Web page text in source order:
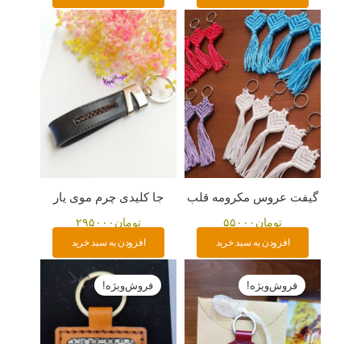
گیفت عروس مکرومه قلب
تومان ۵۵۰۰۰
افزودن به سبد خرید
جا کلیدی چرم موی یار
تومان ۲۹۵۰۰۰
افزودن به سبد خرید
فروش‌ویژه!
قیمت
اصلی:
تومان۱۹۵۰۰۰
بود.
قیمت
فعلی:
تومان۱۸۰۰۰۰.
فروش‌ویژه!
قیمت
اصلی:
تومان۱۹۵۰۰۰
بود.